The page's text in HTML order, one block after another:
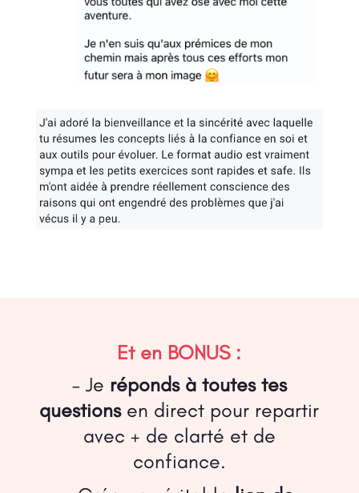
Et en BONUS :
– Je réponds à toutes tes
questionsen direct pour repartir
avec + de clarté et de
confiance.